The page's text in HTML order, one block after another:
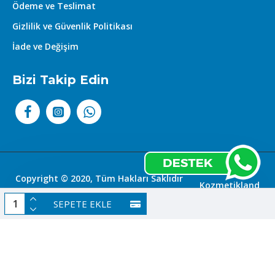
SEPETE EKLE
Ödeme ve Teslimat
Gizlilik ve Güvenlik Politikası
İade ve Değişim
Bizi Takip Edin
Copyright © 2020, Tüm Hakları Saklıdır
|
Kozmetikland